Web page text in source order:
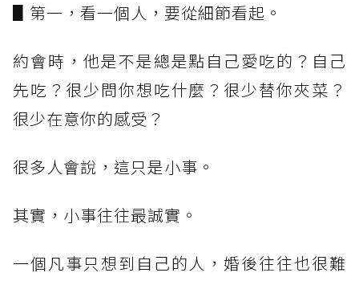
▋第一，看一個人，要從細節看起。
約會時，他是不是總是點自己愛吃的？自己
先吃？很少問你想吃什麼？很少替你夾菜？
很少在意你的感受？
很多人會說，這只是小事。
其實，小事往往最誠實。
一個凡事只想到自己的人，婚後往往也很難